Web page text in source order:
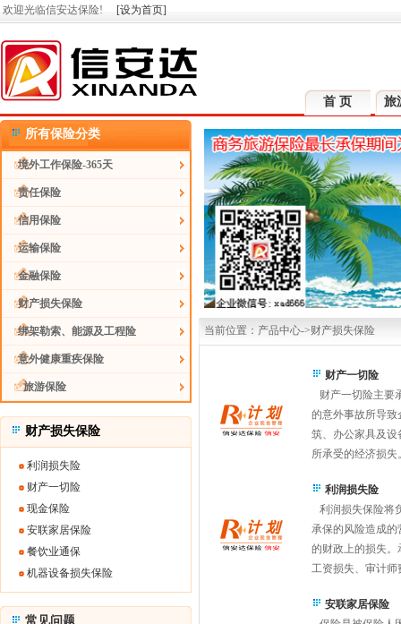
欢迎光临信安达保险! [设为首页]
首 页 旅
所有保险分类
境外工作保险-365天
责任保险
信用保险
运输保险
金融保险
财产损失保险
绑架勒索、能源及工程险
意外健康重疾保险
旅游保险
财产损失保险
利润损失险
财产一切险
现金保险
安联家居保险
餐饮业通保
机器设备损失保险
常见问题
当前位置：产品中心->财产损失保险
财产一切险
财产一切险主要
的意外事故所导
筑、办公家具及
所承受的经济
利润损失险
利润损失保险将
承保的风险造成
的财政上的损失
工资损失、审计
安联家居保险